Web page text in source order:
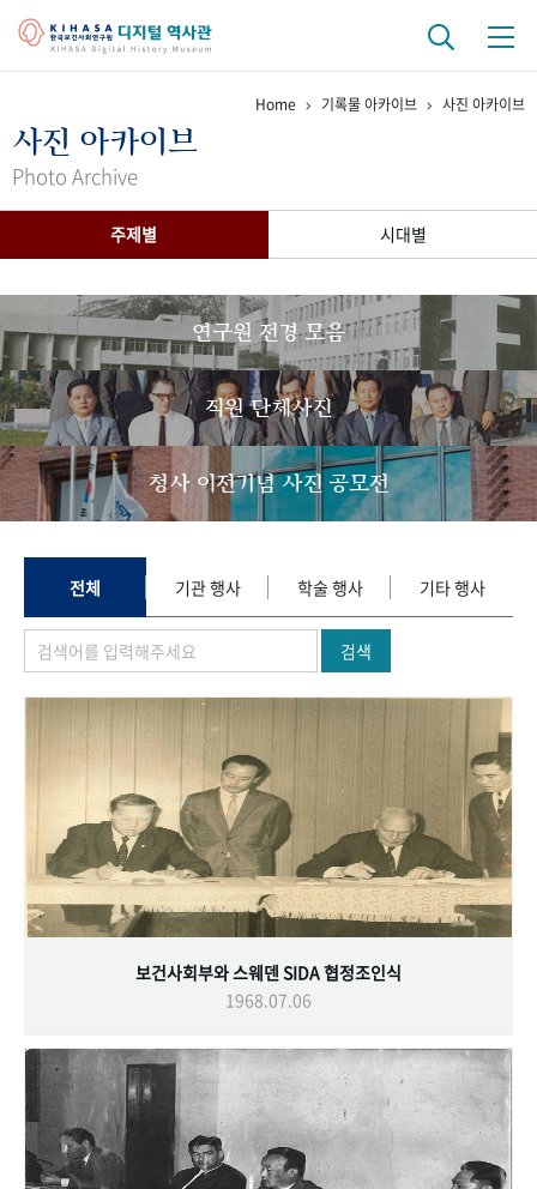
걸어온 길 기관 변천사
간행물 변천사
기록물 아카이브
사진 아카이브 문서 기록물 행정박물 영상 기록물
50+1 주년 기념
성과 50선 숫자로 보는 50년
세계와 함께 한 KIHASA
VR 역사관
Home 기록물 아카이브 사진 아카이브
사진 아카이브
Photo Archive
주제별 시대별
연구원 전경 모음
직원 단체사진
청사 이전기념 사진 공모전
전체 기관 행사 학술 행사 기타 행사
검색
보건사회부와 스웨덴 SIDA 협정조인식
1968.07.06